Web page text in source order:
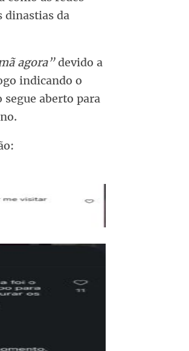
dinastias da
agora”devido a
indicando o
segue aberto para